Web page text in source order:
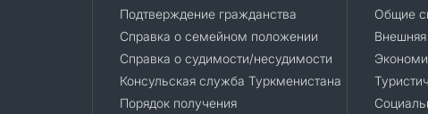
Подтверждение гражданства
Справка о семейном положении
Справка о судимости/несудимости
Консульская служба Туркменистана
Порядок получения
Общие
Внешняя